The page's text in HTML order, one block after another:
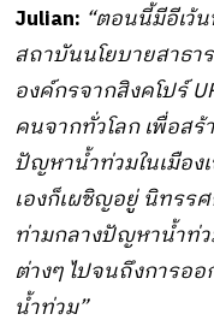
Julian: “ตอนนี้มีอีเว้
สถาบันนโยบายสาธา
องค์กรจากสิงคโปร์
คนจากทั่วโลก เพื่อส
ปัญหาน้ำท่วมในเมือง
เองก็เผชิญอยู่ นิทรร
ท่ามกลางปัญหาน้ำท่
ต่างๆ ไปจนถึงการออ
น้ำท่วม”